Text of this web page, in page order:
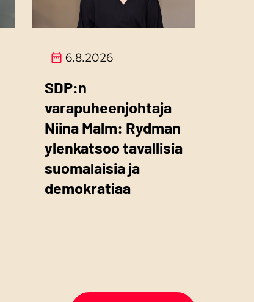
6.8.2026
SDP:n
varapuheenjohtaja
Niina Malm: Rydman
ylenkatsoo tavallisia
suomalaisia ja
demokratiaa